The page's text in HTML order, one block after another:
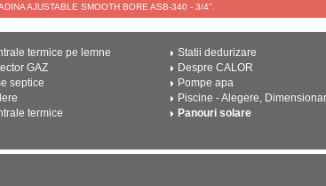
AJUSTABLE SMOOTH BORE ASB-340 - 3/4".
termice pe lemne
GAZ
septice
termice
Statii dedurizare
Despre CALOR
Pompe apa
Piscine - Alegere,
Panouri solare